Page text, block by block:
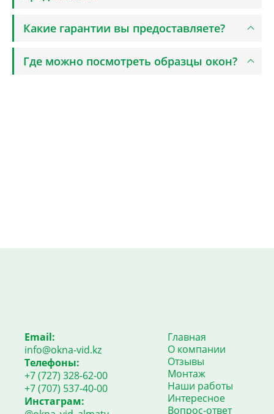
Какие гарантии вы предоставляете?
Где можно посмотреть образцы окон?
Email:
info@okna-vid.kz
Телефоны:
+7 (727) 328-62-00
+7 (707) 537-40-00
Инстаграм:
Главная
О компании
Отзывы
Монтаж
Наши работы
Интересное
Вопрос-ответ